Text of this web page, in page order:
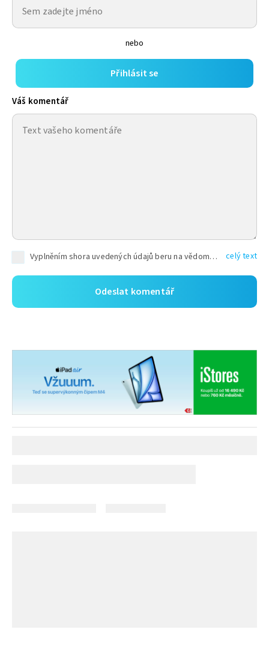
nebo
Přihlásit se
Váš komentář
Vyplněním shora uvedených údajů beru na vědomí, že společnost TEXT FACTORY s.r.o., sídlem Brno, Durďákova 336/29, Černá Pole, PSČ: 613 00, IČ: 06157831, zapsané u Krajského soudu v Brně, oddíl C, vložka 100399, bude zpracovávat mé osobní údaje uvedené v rámci mnou vyplněného registračního formuláře na základě oprávněných zájmů TEXT FACTORY s.r.o. dle čl. 6 odst. 1 písm. f) GDPR a pro splnění právních povinností (čl. 6 odst. 1 písm. c) GDPR), a to pro tyto účely: nezbytnost zajistit oprávnění návštěvníka webových stránek provozovaných společností TEXT FACTORY s.r.o. přispívat aktivně ke zveřejněným článkům nebo v rámci diskusních fór a výkon práv TEXT FACTORY s.r.o. jako administrátora těchto diskusních fór. Více informací o zpracování osobních údajů a právech lze nalézt v celý text